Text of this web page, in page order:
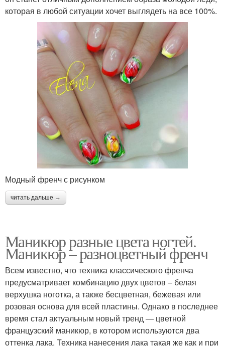
которая в любой ситуации хочет выглядеть на все 100%.
Модный френч с рисунком
читать дальше →
Маникюр разные цвета ногтей.
Маникюр – разноцветный френч
Всем известно, что техника классического френча
предусматривает комбинацию двух цветов – белая
верхушка ноготка, а также бесцветная, бежевая или
розовая основа для всей пластины. Однако в последнее
время стал актуальным новый тренд — цветной
французский маникюр, в котором используются два
оттенка лака. Техника нанесения лака такая же как и при